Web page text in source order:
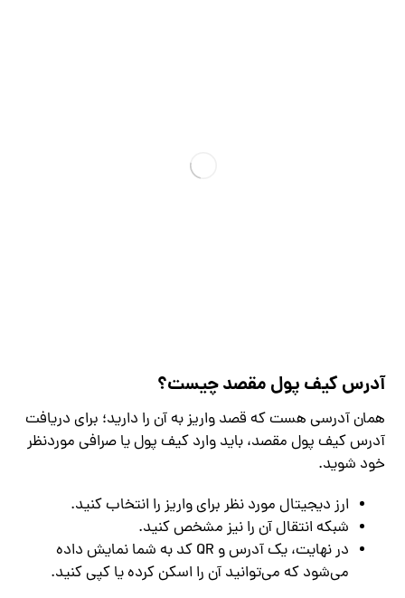
آدرس کیف پول مقصد چیست؟
همان آدرسی هست که قصد واریز به آن را دارید؛ برای دریافت
آدرس کیف پول مقصد، باید وارد کیف پول یا صرافی موردنظر
خود شوید.
ارز دیجیتال مورد نظر برای واریز را انتخاب کنید.
شبکه انتقال آن را نیز مشخص کنید.
در نهایت، یک آدرس و QR کد به شما نمایش داده
می‌شود که می‌توانید آن را اسکن کرده یا کپی کنید.